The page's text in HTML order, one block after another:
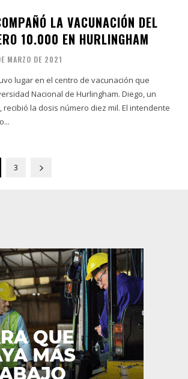
LA VACUNACIÓN DEL
10.000 EN HURLINGHAM
MARZO DE 2021
lugar en el centro de vacunación que
Nacional de Hurlingham. Diego, un
la dosis número diez mil. El intendente
3